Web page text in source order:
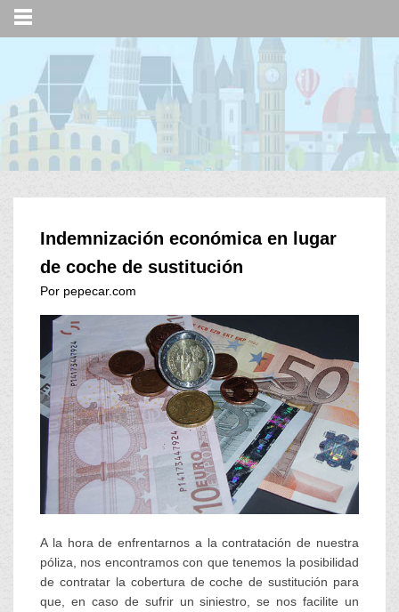
Indemnización económica en lugar
de coche de sustitución
Por pepecar.com
A la hora de enfrentarnos a la contratación de nuestra
póliza, nos encontramos con que tenemos la posibilidad
de contratar la cobertura de coche de sustitución para
que, en caso de sufrir un siniestro, se nos facilite un